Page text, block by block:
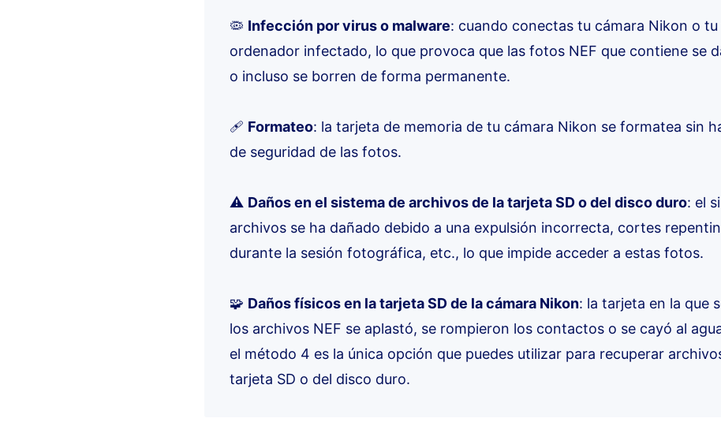
🦠 Infección por virus o malware: cuando conectas tu cámara Nikon o tu
ordenador infectado, lo que provoca que las fotos NEF que contiene se
o incluso se borren de forma permanente.
🩹 Formateo: la tarjeta de memoria de tu cámara Nikon se formatea sin
de seguridad de las fotos.
⚠️ Daños en el sistema de archivos de la tarjeta SD o del disco duro: el
archivos se ha dañado debido a una expulsión incorrecta, cortes
durante la sesión fotográfica, etc., lo que impide acceder a estas fotos.
🧩 Daños físicos en la tarjeta SD de la cámara Nikon: la tarjeta en la que
los archivos NEF se aplastó, se rompieron los contactos o se cayó al
el método 4 es la única opción que puedes utilizar para recuperar
tarjeta SD o del disco duro.